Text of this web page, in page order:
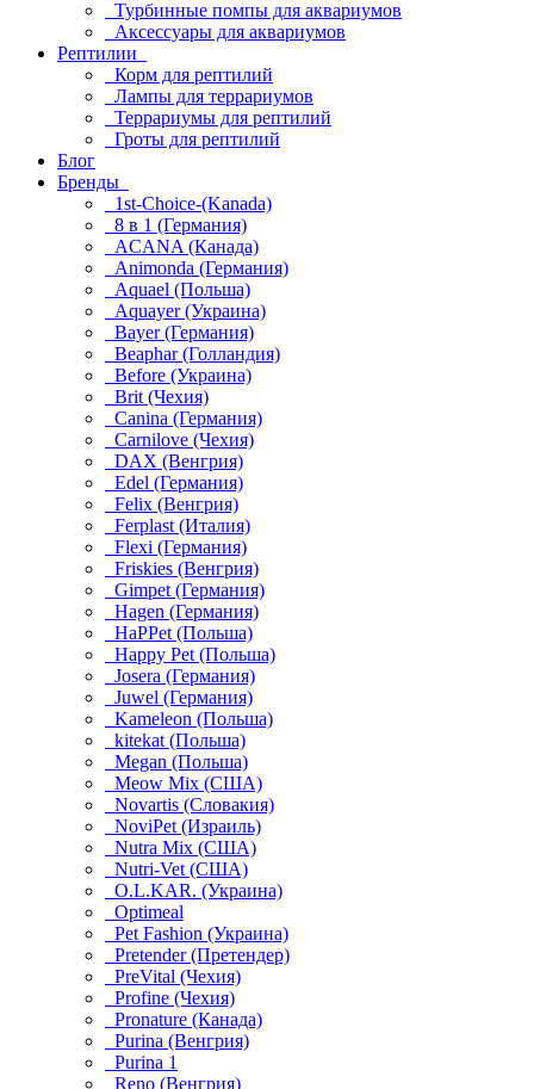
Турбинные помпы для аквариумов
Аксессуары для аквариумов
Рептилии
Корм для рептилий
Лампы для террариумов
Террариумы для рептилий
Гроты для рептилий
Блог
Бренды
1st-Choice-(Kanada)
8 в 1 (Германия)
ACANA (Канада)
Animonda (Германия)
Aquael (Польша)
Aquayer (Украина)
Bayer (Германия)
Beaphar (Голландия)
Before (Украина)
Brit (Чехия)
Canina (Германия)
Carnilove (Чехия)
DAX (Венгрия)
Edel (Германия)
Felix (Венгрия)
Ferplast (Италия)
Flexi (Германия)
Friskies (Венгрия)
Gimpet (Германия)
Hagen (Германия)
HaPPet (Польша)
Happy Pet (Польша)
Josera (Германия)
Juwel (Германия)
Kameleon (Польша)
kitekat (Польша)
Megan (Польша)
Meow Mix (США)
Novartis (Словакия)
NoviPet (Израиль)
Nutra Mix (США)
Nutri-Vet (США)
O.L.KAR. (Украина)
Optimeal
Pet Fashion (Украина)
Pretender (Претендер)
PreVital (Чехия)
Profine (Чехия)
Pronature (Канада)
Purina (Венгрия)
Purina 1
Reno (Венгрия)